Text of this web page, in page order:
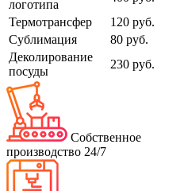
логотипа
Термотрансфер
120 руб.
Сублимация
80 руб.
Деколирование
посуды
230 руб.
Собственное
производство 24/7